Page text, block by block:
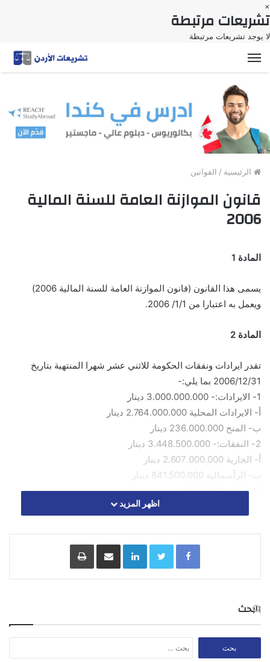
×
تشريعات مرتبطة
لا يوجد تشريعات مرتبطة
القائمة
الرئيسية / القوانين
قانون الموازنة العامة للسنة المالية
2006
المادة 1
يسمى هذا القانون (قانون الموازنة العامة للسنة المالية 2006)
ويعمل به اعتبارا من 1/1/ 2006.
المادة 2
تقدر ايرادات ونفقات الحكومة للاثني عشر شهرا المنتهية بتاريخ
2006/12/31 بما يلي:-
1- الايرادات:- 3.000.000.000 دينار
أ- الايرادات المحلية 2.764.000.000 دينار
ب- المنح 236.000.000 دينار
2- النفقات:- 3.448.500.000 دينار
أ- الجارية 2.607.000.000 دينار
ب- الرأسمالية 841.500.000 دينار
ويستخدم هذا المبلغ لتغطية عجز الموازنة ولتسديد اقساط
اظهر المزيد
Facebook
Twitter
LinkedInمشاركة عبر البريد طباعة
البحث
عن: